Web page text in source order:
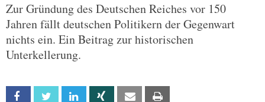
Zur Gründung des Deutschen Reiches vor 150
Jahren fällt deutschen Politikern der Gegenwart
nichts ein. Ein Beitrag zur historischen
Unterkellerung.
Facebook Twitter Linkedin Xing Email